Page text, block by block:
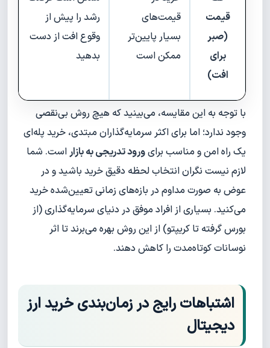
قیمت
(صبر
برای
افت)
قیمت‌های
بسیار پایین‌تر
ممکن است
رشد را پیش از
وقوع افت از دست
بدهید
با توجه به این مقایسه، می‌بینید که هیچ روش بی‌نقصی
وجود ندارد؛ اما برای اکثر سرمایه‌گذاران مبتدی، خرید پله‌ای
یک راه امن و مناسب برایورود تدریجی به بازار است. شما
لازم نیست نگران انتخاب لحظه دقیق خرید باشید و در
عوض به صورت مداوم در بازه‌های زمانی تعیین‌شده خرید
می‌کنید. بسیاری از افراد موفق در دنیای سرمایه‌گذاری (از
بورس گرفته تا کریپتو) از این روش بهره می‌برند تا اثر
نوسانات کوتاه‌مدت را کاهش دهند.
اشتباهات رایج در زمان‌بندی خرید ارز
دیجیتال